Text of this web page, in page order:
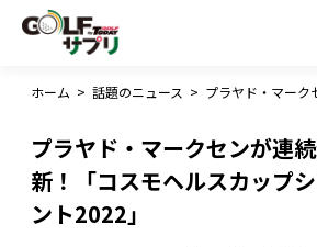
ホーム > 話題のニュース >
プラヤド・マークセンが連
新！「コスモヘルスカップ
ント2022」